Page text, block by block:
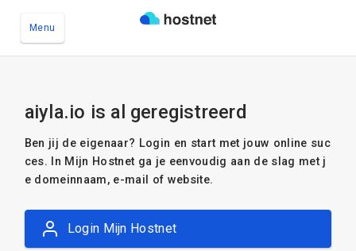
Menu
aiyla.io is al geregistreerd
Ben jij de eigenaar? Login en start met jouw online suc
ces. In Mijn Hostnet ga je eenvoudig aan de slag met j
e domeinnaam, e-mail of website.
Login Mijn Hostnet